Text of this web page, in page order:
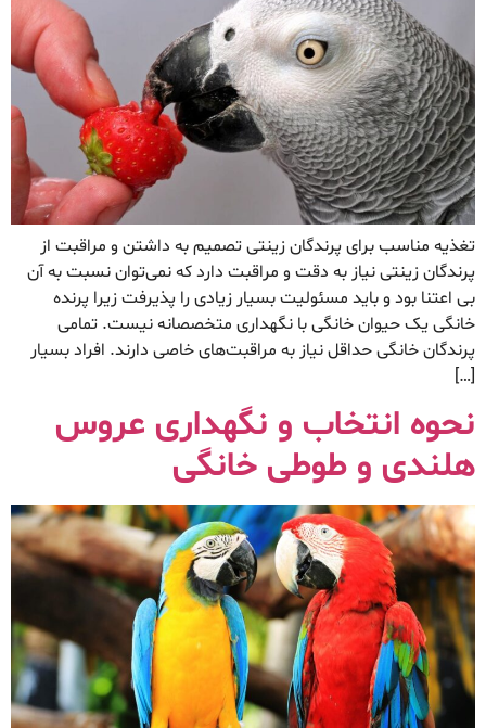
تغذیه مناسب برای پرندگان زینتی تصمیم به داشتن و مراقبت از
پرندگان زینتی نیاز به دقت و مراقبت دارد که نمی‌توان نسبت به آن
بی اعتنا بود و باید مسئولیت بسیار زیادی را پذیرفت زیرا پرنده
خانگی یک حیوان خانگی با نگهداری متخصصانه نیست. تمامی
پرندگان خانگی حداقل نیاز به مراقبت‌های خاصی دارند. افراد بسیار
[…]
نحوه انتخاب و نگهداری عروس
هلندی و طوطی خانگی